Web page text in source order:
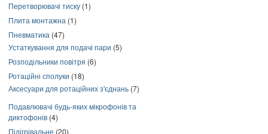
Перетворювачі тиску (1)
Плита монтажна (1)
Пневматика (47)
Устаткування для подачі пари (5)
Розподільники повітря (6)
Ротаційні сполуки (18)
Аксесуари для ротаційних з'єднань (7)
Подавлювачі будь-яких мікрофонів та
диктофонів (4)
Підігрівальне (20)